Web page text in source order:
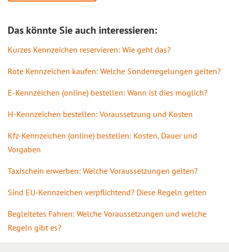
Das könnte Sie auch interessieren:
Kurzes Kennzeichen reservieren: Wie geht das?
Rote Kennzeichen kaufen: Welche Sonderregelungen gelten?
E-Kennzeichen (online) bestellen: Wann ist dies möglich?
H-Kennzeichen bestellen: Voraussetzung und Kosten
Kfz-Kennzeichen (online) bestellen: Kosten, Dauer und
Vorgaben
Taxischein erwerben: Welche Voraussetzungen gelten?
Sind EU-Kennzeichen verpflichtend? Diese Regeln gelten
Begleitetes Fahren: Welche Voraussetzungen und welche
Regeln gibt es?